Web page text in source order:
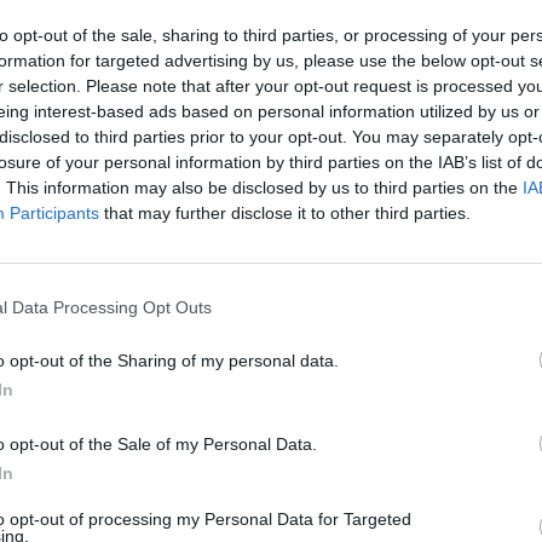
opt-out of the sale, sharing to third parties, or processing of your
for targeted advertising by us, please use the below opt-out
selection. Please note that after your opt-out request is processed
interest-based ads based on personal information utilized by us
to third parties prior to your opt-out. You may separately
of your personal information by third parties on the IAB’s list of
This information may also be disclosed by us to third parties on the
Participants that may further disclose it to other third parties.
Data Processing Opt Outs
opt-out of the Sharing of my personal data.
opt-out of the Sale of my Personal Data.
opt-out of processing my Personal Data for Targeted
doradca naukowcy rządu Wielkiej Brytanii w rozmowie ze Sky News